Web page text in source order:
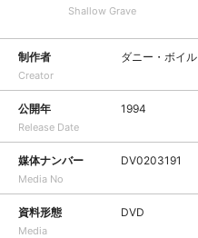
Shallow Grave
制作者
Creator
ダニー・ボイル
公開年
Release Date
1994
媒体ナンバー
Media No
DV0203191
資料形態
Media
DVD